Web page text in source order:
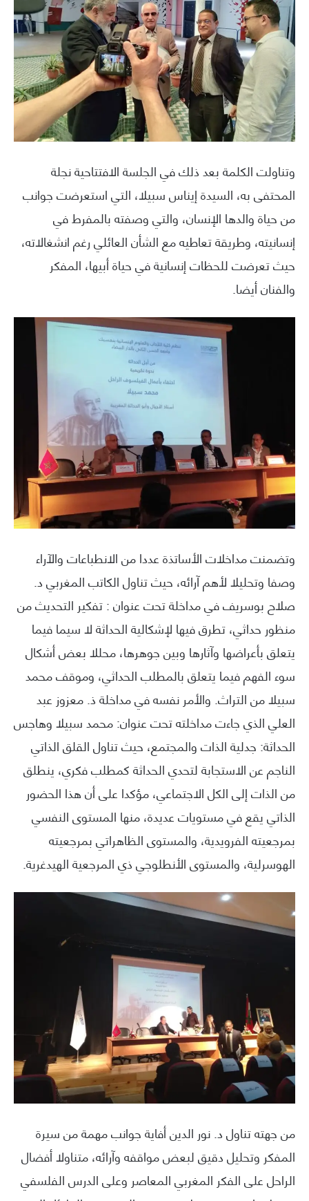
وتناولت الكلمة بعد ذلك في الجلسة الافتتاحية نجلة
المحتفى به، السيدة إيناس سبيلا، التي استعرضت جوانب
من حياة والدها الإنسان، والتي وصفته بالمفرط في
إنسانيته، وطريقة تعاطيه مع الشأن العائلي رغم انشغالاته،
حيث تعرضت للحظات إنسانية في حياة أبيها، المفكر
والفنان أيضا.
وتضمنت مداخلات الأساتذة عددا من الانطباعات والآراء
وصفا وتحليلا لأهم آرائه، حيث تناول الكاتب المغربي د.
صلاح بوسريف في مداخلة تحت عنوان : تفكير التحديث من
منظور حداثي، تطرق فيها لإشكالية الحداثة لا سيما فيما
يتعلق بأعراضها وآثارها وبين جوهرها، محللا بعض أشكال
سوء الفهم فيما يتعلق بالمطلب الحداثي، وموقف محمد
سبيلا من التراث. والأمر نفسه في مداخلة ذ. معزوز عبد
العلي الذي جاءت مداخلته تحت عنوان: محمد سبيلا وهاجس
الحداثة: جدلية الذات والمجتمع، حيث تناول القلق الذاتي
الناجم عن الاستجابة لتحدي الحداثة كمطلب فكري، ينطلق
من الذات إلى الكل الاجتماعي، مؤكدا على أن هذا الحضور
الذاتي يقع في مستويات عديدة، منها المستوى النفسي
بمرجعيته الفرويدية، والمستوى الظاهراتي بمرجعيته
الهوسرلية، والمستوى الأنطلوجي ذي المرجعية الهيدغرية.
من جهته تناول د. نور الدين أفاية جوانب مهمة من سيرة
المفكر وتحليل دقيق لبعض مواقفه وآرائه، متناولا أفضال
الراحل على الفكر المغربي المعاصر وعلى الدرس الفلسفي